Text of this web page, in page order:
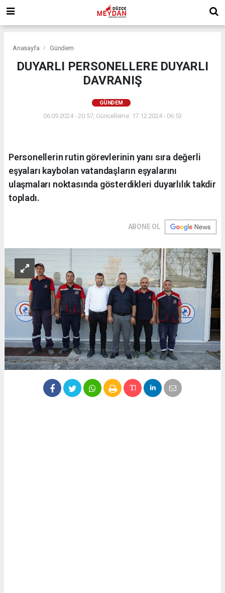
Anasayfa Gündem
DUYARLI PERSONELLERE DUYARLI
DAVRANIŞ
GÜNDEM
06.09.2024 - 20:57, Güncelleme: 17.12.2024 - 06:53
Personellerin rutin görevlerinin yanı sıra değerli
eşyaları kaybolan vatandaşların eşyalarını
ulaşmaları noktasında gösterdikleri duyarlılık takdir
topladı.
ABONE OL